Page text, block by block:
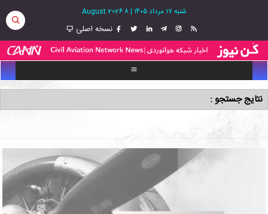
شنبه ۱۷ مرداد ۱۴۰۵ |
8 August 2026
نسخه اصلی
نتایج جستجو :